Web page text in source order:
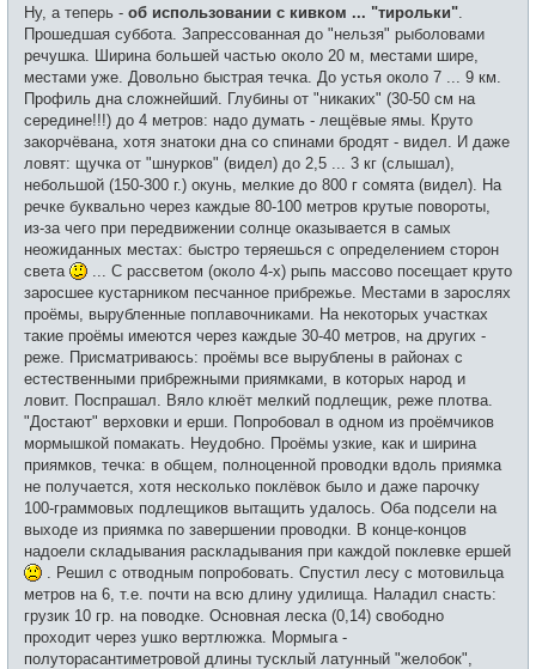
Ну, а теперь - об использовании с кивком ... "тирольки"
Прошедшая суббота. Запрессованная до "нельзя" рыболовами
речушка. Ширина большей частью около 20 м, местами шире,
местами уже. Довольно быстрая течка. До устья около 7 ... 9 км.
Профиль дна сложнейший. Глубины от "никаких" (30-50 см на
середине!!!) до 4 метров: надо думать - лещёвые ямы. Круто
закорчёвана, хотя знатоки дна со спинами бродят - видел. И даже
ловят: щучка от "шнурков" (видел) до 2,5 ... 3 кг (слышал),
небольшой (150-300 г.) окунь, мелкие до 800 г сомята (видел). На
речке буквально через каждые 80-100 метров крутые повороты,
из-за чего при передвижении солнце оказывается в самых
неожиданных местах: быстро теряешься с определением сторон
света
... С рассветом (около 4-х) рыпь массово посещает круто
заросшее кустарником песчанное прибрежье. Местами в зарослях
проёмы, вырубленные поплавочниками. На некоторых участках
такие проёмы имеются через каждые 30-40 метров, на других -
реже. Присматриваюсь: проёмы все вырублены в районах с
естественными прибрежными приямками, в которых народ и
ловит. Поспрашал. Вяло клюёт мелкий подлещик, реже плотва.
"Достают" верховки и ерши. Попробовал в одном из проёмчиков
мормышкой помакать. Неудобно. Проёмы узкие, как и ширина
приямков, течка: в общем, полноценной проводки вдоль приямка
не получается, хотя несколько поклёвок было и даже парочку
100-граммовых подлещиков вытащить удалось. Оба подсели на
выходе из приямка по завершении проводки. В конце-концов
надоели складывания раскладывания при каждой поклевке ершей
. Решил с отводным попробовать. Спустил лесу с мотовильца
метров на 6, т.е. почти на всю длину удилища. Наладил снасть:
грузик 10 гр. на поводке. Основная леска (0,14) свободно
проходит через ушко вертлюжка. Мормыга -
полуторасантиметровой длины тусклый латунный "желобок",